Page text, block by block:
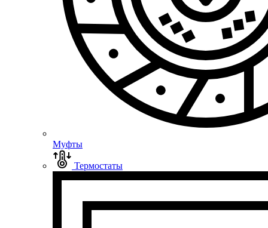
Муфты
Термостаты